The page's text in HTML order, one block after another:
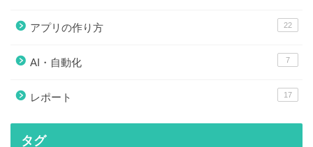
アプリの作り方 22
AI・自動化 7
レポート 17
タグ